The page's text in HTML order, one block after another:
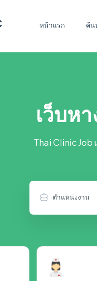
หน้าแรก ค้น
เว็บห
Thai Clinic
ตำแหน่งงาน